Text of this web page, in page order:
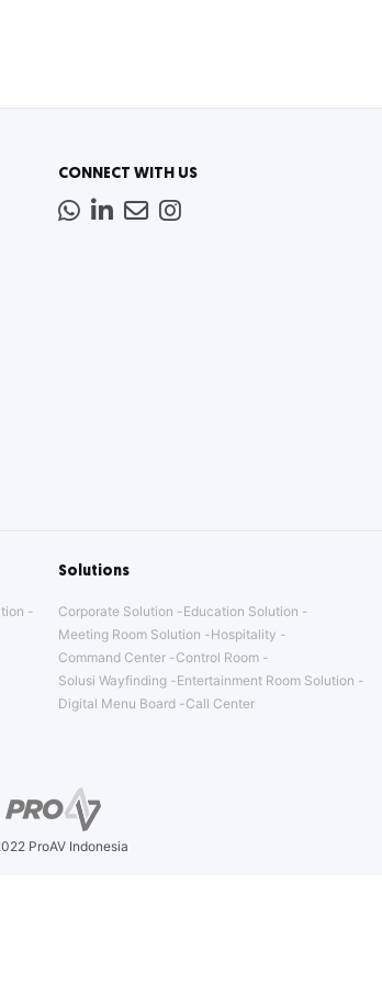
CONNECT WITH US
Whatsapp
LinkedIn
NewsInstagram
Solutions
Corporate Solution
Education Solution
Meeting Room Solution
Hospitality
Command Center
Control Room
Solusi Wayfinding
Entertainment Room Solution
Digital Menu Board
Call Center
ProAV Indonesia